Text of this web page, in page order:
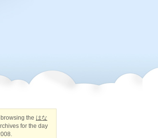
the はな
for the day